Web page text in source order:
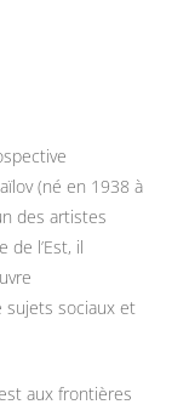
(né en 1938 à
des artistes
de l’Est, il
sujets sociaux et
aux frontières